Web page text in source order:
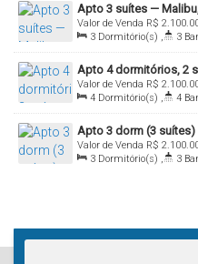
Apto 3 suítes —
R$
Valor de Venda
Catarina, Brasil
3 Dormitório(s) , 3
Suíte(s) , 2 Vaga(s)
Apto 4 dormitórios, 2
Itapema/SC
R$
Valor de Venda
Itapema, Santa Catarina,
4 Dormitório(s) , 4
Sala(s) , 2 Suíte(s) ,
Apto 3 dorm (3 suítes)
R$
Valor de Venda
Itapema, Santa Catarina,
3 Dormitório(s) , 3